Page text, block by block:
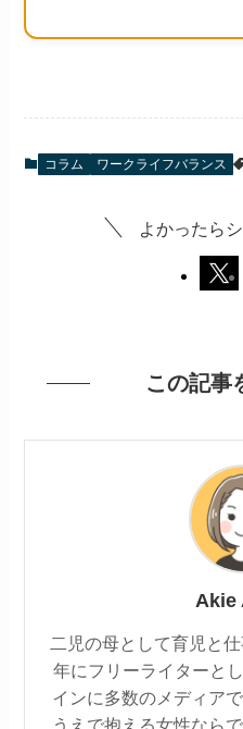
コラム ワークライフバランス
よかったら
この記事
Akie
二児の母として育児と
年にフリーライターと
インに多数のメディア
うえで抱える女性なら